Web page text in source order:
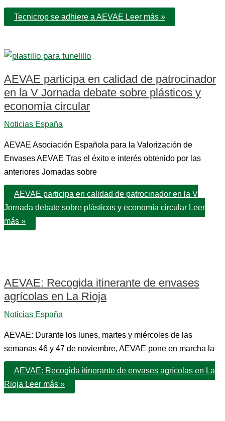
Tecnicrop se adhiere a AEVAE Leer más »
AEVAE participa en calidad de patrocinador
en la V Jornada debate sobre plásticos y
economía circular
Noticias España
AEVAE Asociación Española para la Valorización de
Envases AEVAE Tras el éxito e interés obtenido por las
anteriores Jornadas sobre
AEVAE participa en calidad de patrocinador en la V
Jornada debate sobre plásticos y economía circular Leer
más »
AEVAE: Recogida itinerante de envases
agrícolas en La Rioja
Noticias España
AEVAE: Durante los lunes, martes y miércoles de las
semanas 46 y 47 de noviembre, AEVAE pone en marcha la
AEVAE: Recogida itinerante de envases agrícolas en La
Rioja Leer más »